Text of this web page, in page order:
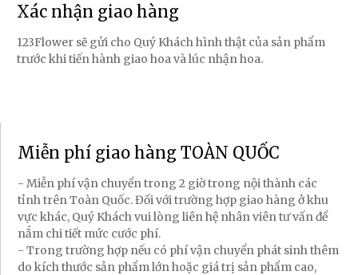
Xác nhận giao hàng
123Flower sẽ gửi cho Quý Khách hình thật của sản phẩm
trước khi tiến hành giao hoa và lúc nhận hoa.
Miễn phí giao hàng TOÀN QUỐC
- Miễn phí vận chuyển trong 2 giờ trong nội thành các
tỉnh trên Toàn Quốc. Đối với trường hợp giao hàng ở khu
vực khác, Quý Khách vui lòng liên hệ nhân viên tư vấn để
nắm chi tiết mức cước phí.
- Trong trường hợp nếu có phí vận chuyển phát sinh thêm
do kích thước sản phẩm lớn hoặc giá trị sản phẩm cao,